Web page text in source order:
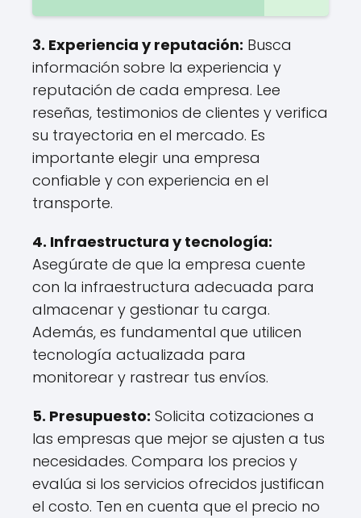
3. Experiencia y reputación: Busca
información sobre la experiencia y
reputación de cada empresa. Lee
reseñas, testimonios de clientes y verifica
su trayectoria en el mercado. Es
importante elegir una empresa
confiable y con experiencia en el
transporte.
4. Infraestructura y tecnología:
Asegúrate de que la empresa cuente
con la infraestructura adecuada para
almacenar y gestionar tu carga.
Además, es fundamental que utilicen
tecnología actualizada para
monitorear y rastrear tus envíos.
5. Presupuesto: Solicita cotizaciones a
las empresas que mejor se ajusten a tus
necesidades. Compara los precios y
evalúa si los servicios ofrecidos justifican
el costo. Ten en cuenta que el precio no